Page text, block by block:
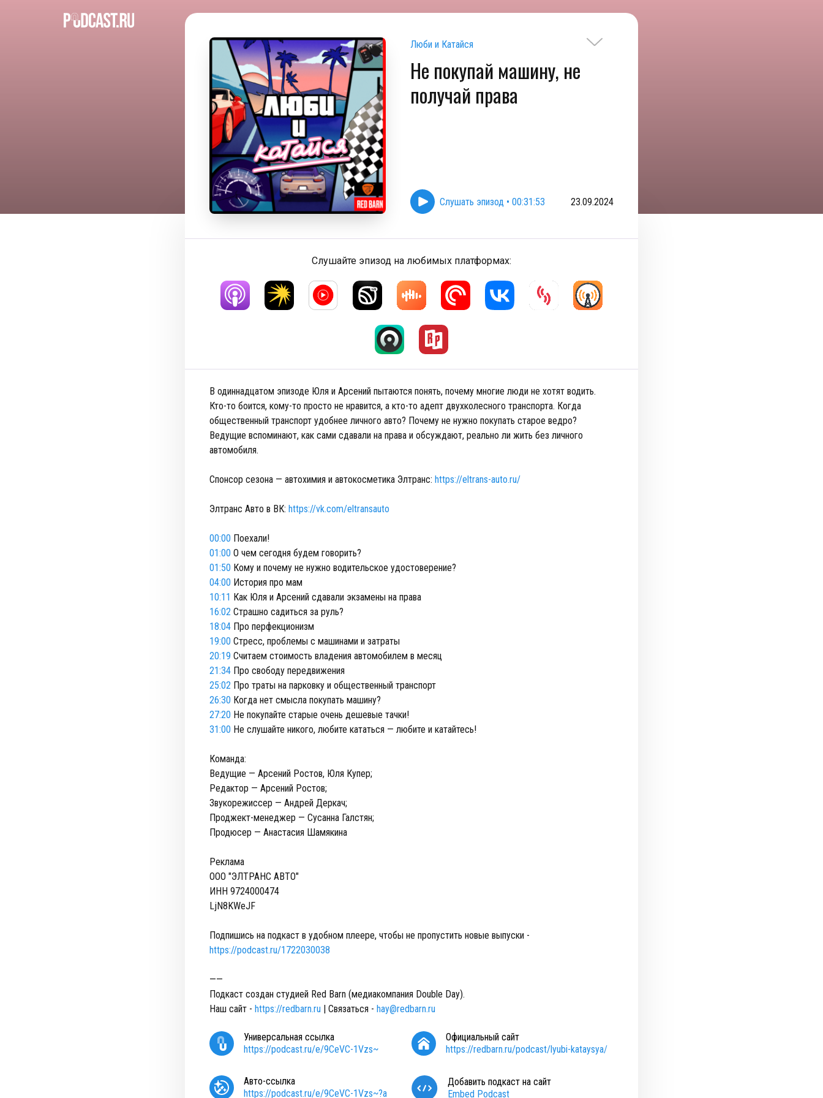
Люби и Катайся
Не покупай машину, не
получай права
Слушать эпизод • 00:31:53 23.09.2024
Слушайте эпизод на любимых платформах:
В одиннадцатом эпизоде Юля и Арсений пытаются понять, почему многие люди не хотят водить.
Кто-то боится, кому-то просто не нравится, а кто-то адепт двухколесного транспорта. Когда
общественный транспорт удобнее личного авто? Почему не нужно покупать старое ведро?
Ведущие вспоминают, как сами сдавали на права и обсуждают, реально ли жить без личного
автомобиля.
Спонсор сезона — автохимия и автокосметика Элтранс: https://eltrans-auto.ru/
Элтранс Авто в ВК: https://vk.com/eltransauto
00:00 Поехали!
01:00 О чем сегодня будем говорить?
01:50 Кому и почему не нужно водительское удостоверение?
04:00 История про мам
10:11 Как Юля и Арсений сдавали экзамены на права
16:02 Страшно садиться за руль?
18:04 Про перфекционизм
19:00 Стресс, проблемы с машинами и затраты
20:19 Считаем стоимость владения автомобилем в месяц
21:34 Про свободу передвижения
25:02 Про траты на парковку и общественный транспорт
26:30 Когда нет смысла покупать машину?
27:20 Не покупайте старые очень дешевые тачки!
31:00 Не слушайте никого, любите кататься — любите и катайтесь!
Команда:
Ведущие — Арсений Ростов, Юля Купер;
Редактор — Арсений Ростов;
Звукорежиссер — Андрей Деркач;
Проджект-менеджер — Сусанна Галстян;
Продюсер — Анастасия Шамякина
Реклама
ООО "ЭЛТРАНС АВТО"
ИНН 9724000474
LjN8KWeJF
Подпишись на подкаст в удобном плеере, чтобы не пропустить новые выпуски -
https://podcast.ru/1722030038
——
Подкаст создан студией Red Barn (медиакомпания Double Day).
Наш сайт - https://redbarn.ru | Связаться - hay@redbarn.ru
Универсальная ссылка
https://podcast.ru/e/9CeVC-1Vzs~
Официальный сайт
https://redbarn.ru/podcast/lyubi-kataysya/
Авто-ссылка
https://podcast.ru/e/9CeVC-1Vzs~?a
Добавить подкаст на сайт
Embed Podcast